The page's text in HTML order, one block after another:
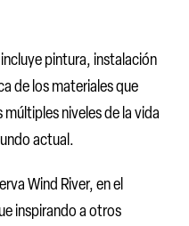
pintura, instalación
de los materiales que
niveles de la vida
actual.
Wind River, en el
inspirando a otros